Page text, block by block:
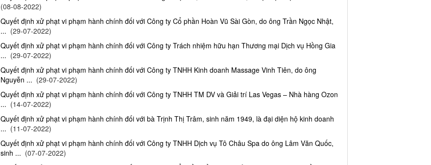
(08-08-2022)
Quyết định xử phạt vi phạm hành chính đối với Công ty Cổ phần Hoàn Vũ Sài Gòn, do ông Trần Ngọc Nhật,
... (29-07-2022)
Quyết định xử phạt vi phạm hành chính đối với Công ty Trách nhiệm hữu hạn Thương mại Dịch vụ Hồng Gia
... (29-07-2022)
Quyết định xử phạt vi phạm hành chính đối với Công ty TNHH Kinh doanh Massage Vinh Tiên, do ông
Nguyễn ... (29-07-2022)
Quyết định xử phạt vi phạm hành chính đối với Công ty TNHH TM DV và Giải trí Las Vegas – Nhà hàng Ozon
... (14-07-2022)
Quyết định xử phạt vi phạm hành chính đối với bà Trịnh Thị Trâm, sinh năm 1949, là đại diện hộ kinh doanh
... (11-07-2022)
Quyết định xử phạt vi phạm hành chính đối với Công ty TNHH Dịch vụ Tô Châu Spa do ông Lâm Văn Quốc,
sinh ... (07-07-2022)